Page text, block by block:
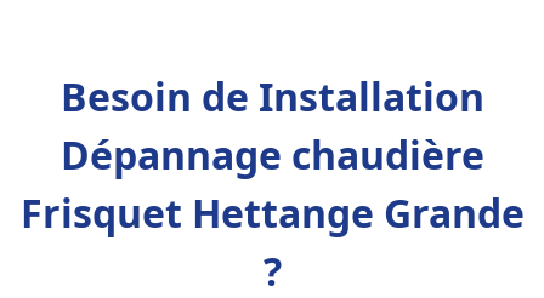
Besoin de Installation
Dépannage chaudière
Frisquet Hettange Grande
?